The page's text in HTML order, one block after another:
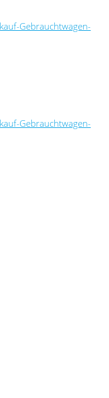
Gebrauchtwagen-
Gebrauchtwagen-